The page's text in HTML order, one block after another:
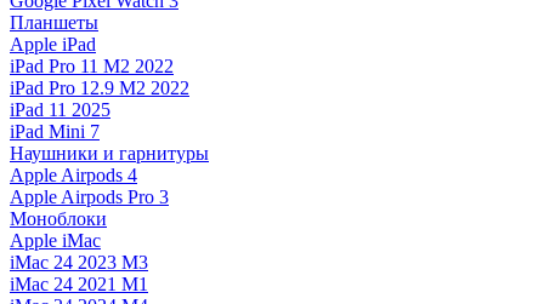
Планшеты
Apple iPad
iPad Pro 11 M2 2022
iPad Pro 12.9 M2 2022
iPad 11 2025
iPad Mini 7
Наушники и гарнитуры
Apple Airpods 4
Apple Airpods Pro 3
Моноблоки
Apple iMac
iMac 24 2023 M3
iMac 24 2021 M1